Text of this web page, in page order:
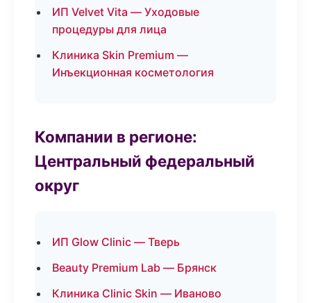
ИП Velvet Vita — Уходовые
процедуры для лица
Клиника Skin Premium —
Инъекционная косметология
Компании в регионе:
Центральный федеральный
округ
ИП Glow Clinic — Тверь
Beauty Premium Lab — Брянск
Клиника Clinic Skin — Иваново